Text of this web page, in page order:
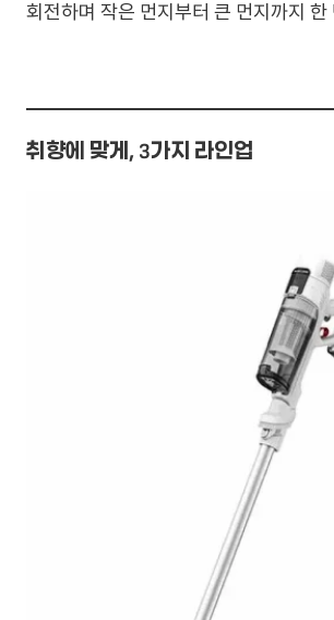
회전하며 작은 먼지부터 큰 먼지까지
취향에 맞게, 3가지 라인업